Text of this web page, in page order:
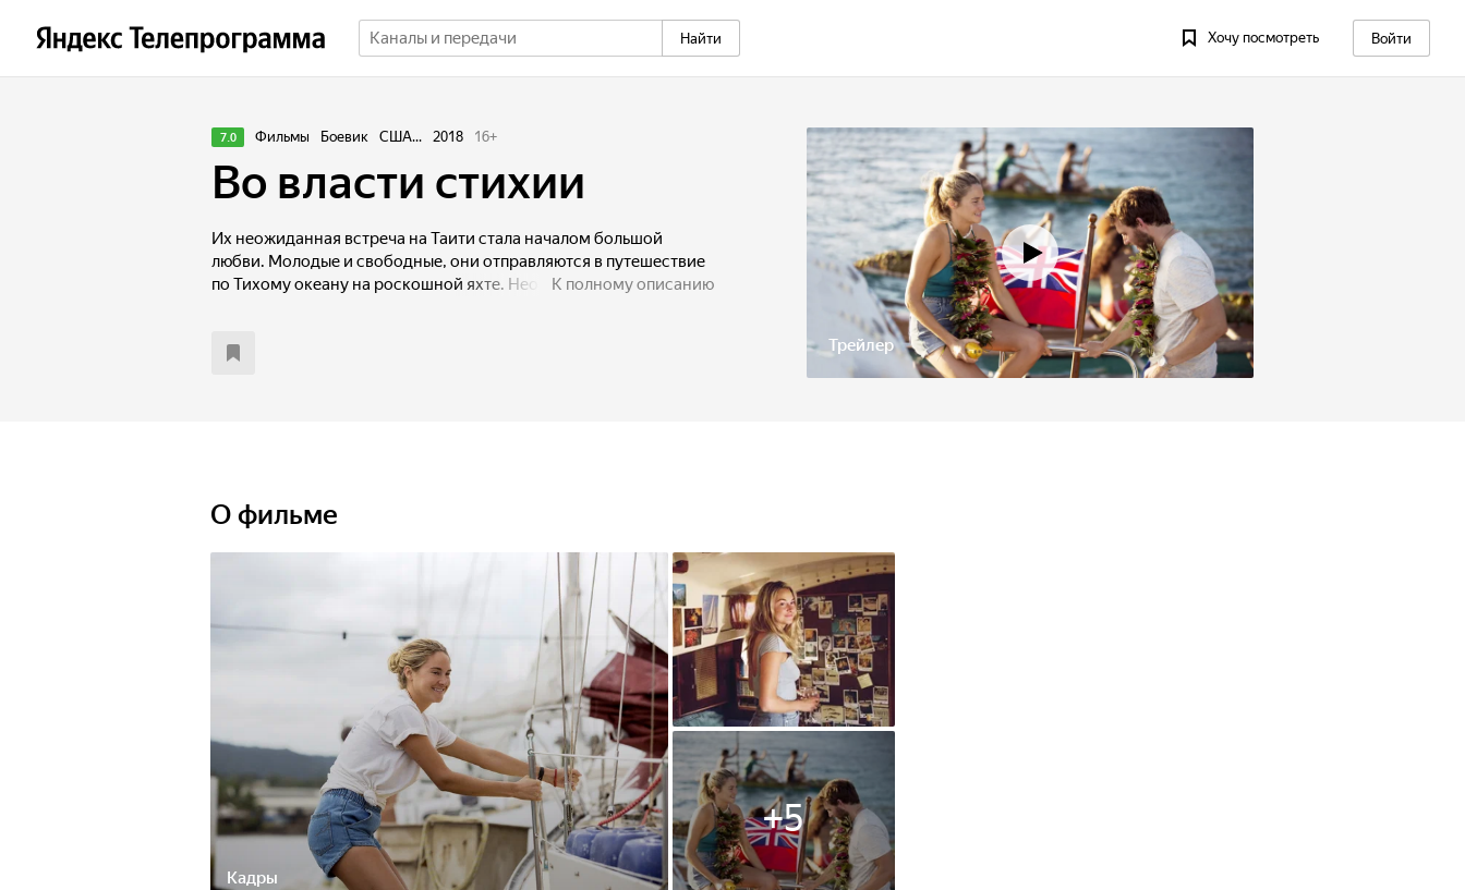
Найти Хочу посмотреть Войти
Трейлер
7.0 Фильмы Боевик США... 2018 16+
Во власти стихии
Их неожиданная встреча на Таити стала началом большой
любви. Молодые и свободные, они отправляются в путешествие
по Тихому океану на роскошной яхте. Неожиданно судно
стихии…
К полному описанию
О фильме
Кадры
+5